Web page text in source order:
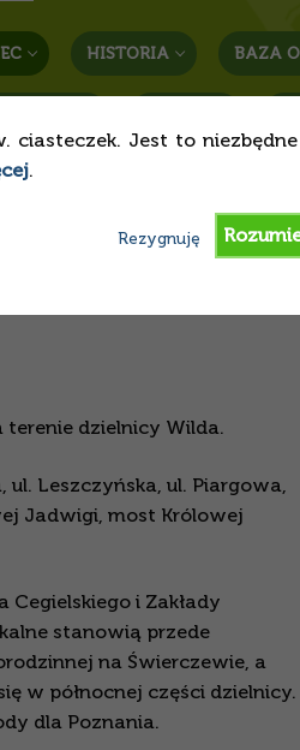
ciasteczek. Jest to
.
Rezygnuję
HISTORIA BAZA
terenie dzielnicy Wilda.
Leszczyńska, ul. Piargowa,
Jadwigi, most Królowej
i Zakłady
stanowią przede
na Świerczewie, a
w północnej części dzielnicy.
dla Poznania.